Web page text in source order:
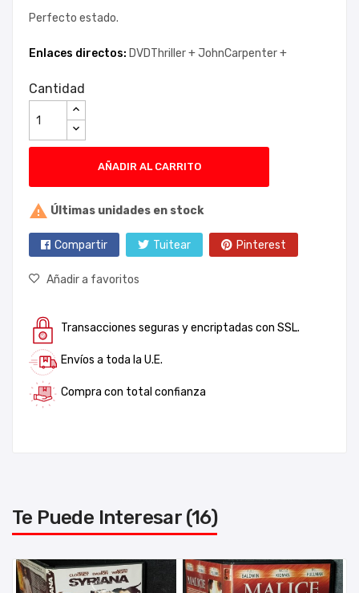
Perfecto estado.
Enlaces directos: DVDThriller +JohnCarpenter +
Cantidad
AÑADIR AL CARRITO
 Últimas unidades en stock
Compartir Tuitear Pinterest
Añadir a favoritos
Transacciones seguras y encriptadas con SSL.
Envíos a toda la U.E.
Compra con total confianza
Te Puede Interesar (16)